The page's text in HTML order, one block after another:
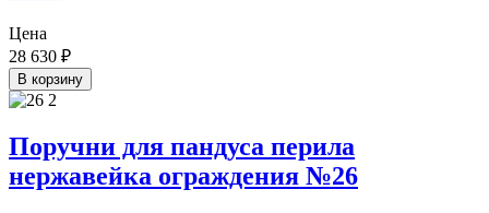
Цена
28 630 ₽
В корзину
Поручни для пандуса перила
нержавейка ограждения №26